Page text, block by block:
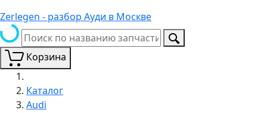
Zerlegen - разбор Ауди в Москве
Корзина
Каталог
Audi